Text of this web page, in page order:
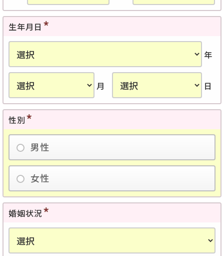
生年月日
年
月 日
性別
男性
女性
婚姻状況